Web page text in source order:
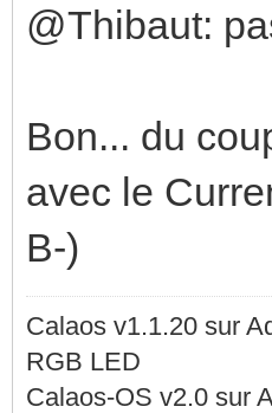
@Thibaut:
Bon... du
avec le
B-)
Calaos v1.1.20 sur
RGB LED
Calaos-OS v2.0 sur